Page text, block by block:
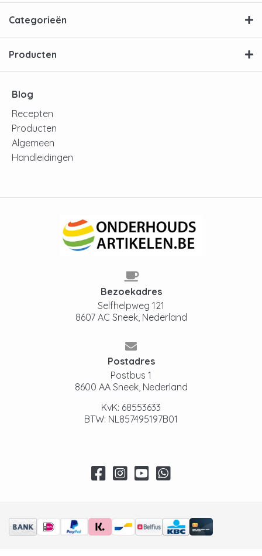
Categorieën
Producten
Blog
Recepten
Producten
Algemeen
Handleidingen
Bezoekadres
Selfhelpweg 121
8607 AC Sneek, Nederland
Postadres
Postbus 1
8600 AA Sneek, Nederland
KvK: 68553633
BTW: NL857495197B01